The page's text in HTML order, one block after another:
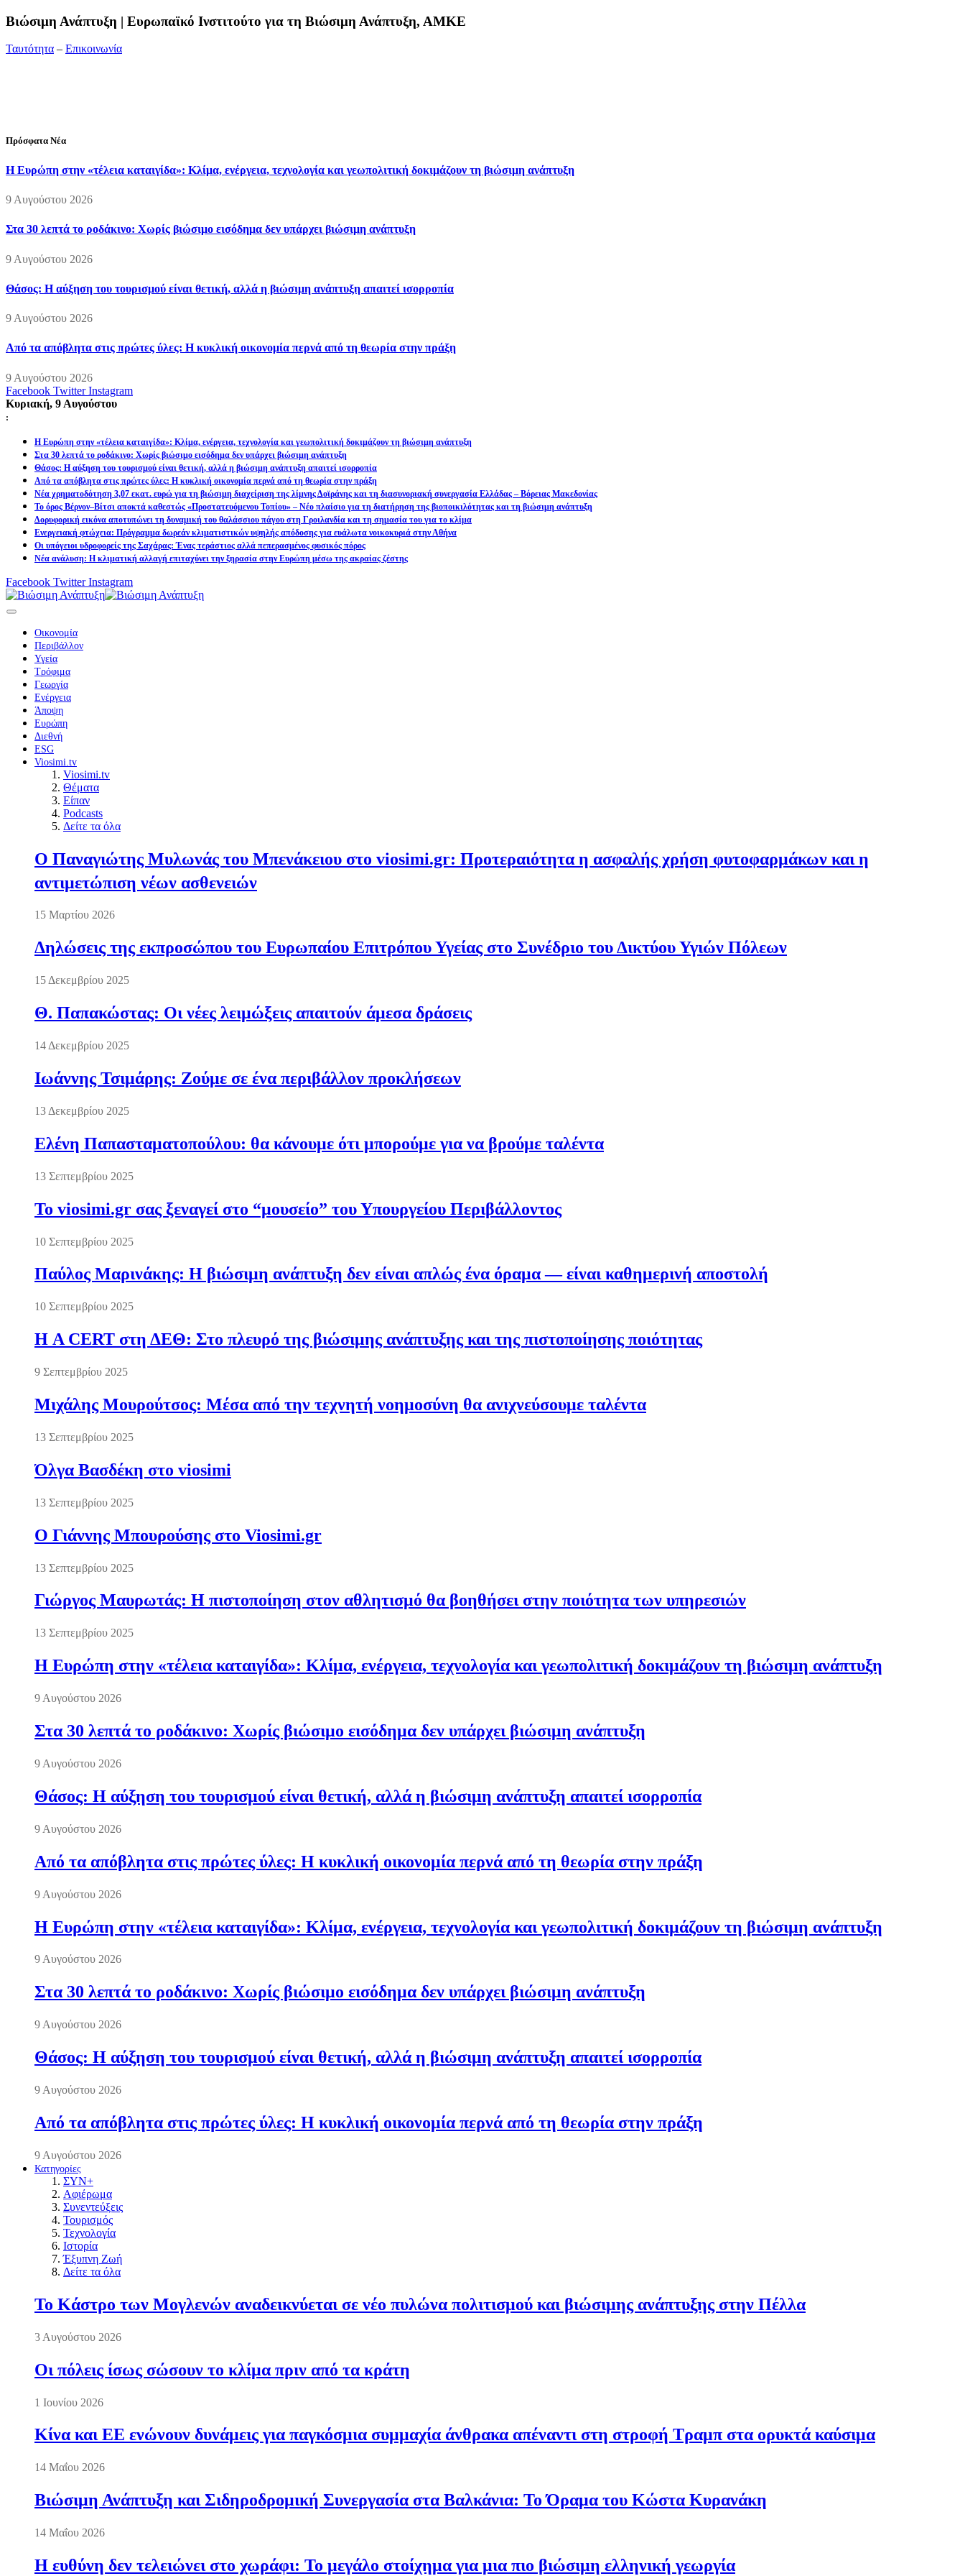
Bιώσιμη Ανάπτυξη | Ευρωπαϊκό Ινστιτούτο για τη Βιώσιμη Ανάπτυξη, ΑΜΚΕ
Ταυτότητα – Επικοινωνία
Πρόσφατα Νέα
Η Ευρώπη στην «τέλεια καταιγίδα»: Κλίμα, ενέργεια, τεχνολογία και γεωπολιτική δοκιμάζουν τη βιώσιμη ανάπτυξη
9 Αυγούστου 2026
Στα 30 λεπτά το ροδάκινο: Χωρίς βιώσιμο εισόδημα δεν υπάρχει βιώσιμη ανάπτυξη
9 Αυγούστου 2026
Θάσος: Η αύξηση του τουρισμού είναι θετική, αλλά η βιώσιμη ανάπτυξη απαιτεί ισορροπία
9 Αυγούστου 2026
Από τα απόβλητα στις πρώτες ύλες: Η κυκλική οικονομία περνά από τη θεωρία στην πράξη
9 Αυγούστου 2026
Facebook Twitter Instagram
Κυριακή, 9 Αυγούστου
:
Η Ευρώπη στην «τέλεια καταιγίδα»: Κλίμα, ενέργεια, τεχνολογία και γεωπολιτική δοκιμάζουν τη βιώσιμη ανάπτυξη
Στα 30 λεπτά το ροδάκινο: Χωρίς βιώσιμο εισόδημα δεν υπάρχει βιώσιμη ανάπτυξη
Θάσος: Η αύξηση του τουρισμού είναι θετική, αλλά η βιώσιμη ανάπτυξη απαιτεί ισορροπία
Από τα απόβλητα στις πρώτες ύλες: Η κυκλική οικονομία περνά από τη θεωρία στην πράξη
Νέα χρηματοδότηση 3,07 εκατ. ευρώ για τη βιώσιμη διαχείριση της λίμνης Δοϊράνης και τη διασυνοριακή συνεργασία Ελλάδας – Βόρειας Μακεδονίας
Το όρος Βέρνον–Βίτσι αποκτά καθεστώς «Προστατευόμενου Τοπίου» – Νέο πλαίσιο για τη διατήρηση της βιοποικιλότητας και τη βιώσιμη ανάπτυξη
Δορυφορική εικόνα αποτυπώνει τη δυναμική του θαλάσσιου πάγου στη Γροιλανδία και τη σημασία του για το κλίμα
Ενεργειακή φτώχεια: Πρόγραμμα δωρεάν κλιματιστικών υψηλής απόδοσης για ευάλωτα νοικοκυριά στην Αθήνα
Οι υπόγειοι υδροφορείς της Σαχάρας: Ένας τεράστιος αλλά πεπερασμένος φυσικός πόρος
Νέα ανάλυση: Η κλιματική αλλαγή επιταχύνει την ξηρασία στην Ευρώπη μέσω της ακραίας ζέστης
Facebook Twitter Instagram
Οικονομία
Περιβάλλον
Υγεία
Τρόφιμα
Γεωργία
Ενέργεια
Άποψη
Ευρώπη
Διεθνή
ESG
Viosimi.tv
Viosimi.tv
Θέματα
Είπαν
Podcasts
Δείτε τα όλα
Ο Παναγιώτης Μυλωνάς του Μπενάκειου στο viosimi.gr: Προτεραιότητα η ασφαλής χρήση φυτοφαρμάκων και η
αντιμετώπιση νέων ασθενειών
15 Μαρτίου 2026
Δηλώσεις της εκπροσώπου του Ευρωπαίου Επιτρόπου Υγείας στο Συνέδριο του Δικτύου Υγιών Πόλεων
15 Δεκεμβρίου 2025
Θ. Παπακώστας: Οι νέες λειμώξεις απαιτούν άμεσα δράσεις
14 Δεκεμβρίου 2025
Ιωάννης Τσιμάρης: Ζούμε σε ένα περιβάλλον προκλήσεων
13 Δεκεμβρίου 2025
Ελένη Παπασταματοπούλου: θα κάνουμε ότι μπορούμε για να βρούμε ταλέντα
13 Σεπτεμβρίου 2025
Το viosimi.gr σας ξεναγεί στο “μουσείο” του Υπουργείου Περιβάλλοντος
10 Σεπτεμβρίου 2025
Παύλος Μαρινάκης: Η βιώσιμη ανάπτυξη δεν είναι απλώς ένα όραμα — είναι καθημερινή αποστολή
10 Σεπτεμβρίου 2025
Η A CERT στη ΔΕΘ: Στο πλευρό της βιώσιμης ανάπτυξης και της πιστοποίησης ποιότητας
9 Σεπτεμβρίου 2025
Μιχάλης Μουρούτσος: Μέσα από την τεχνητή νοημοσύνη θα ανιχνεύσουμε ταλέντα
13 Σεπτεμβρίου 2025
Όλγα Βασδέκη στο viosimi
13 Σεπτεμβρίου 2025
Ο Γιάννης Μπουρούσης στο Viosimi.gr
13 Σεπτεμβρίου 2025
Γιώργος Μαυρωτάς: Η πιστοποίηση στον αθλητισμό θα βοηθήσει στην ποιότητα των υπηρεσιών
13 Σεπτεμβρίου 2025
Η Ευρώπη στην «τέλεια καταιγίδα»: Κλίμα, ενέργεια, τεχνολογία και γεωπολιτική δοκιμάζουν τη βιώσιμη ανάπτυξη
9 Αυγούστου 2026
Στα 30 λεπτά το ροδάκινο: Χωρίς βιώσιμο εισόδημα δεν υπάρχει βιώσιμη ανάπτυξη
9 Αυγούστου 2026
Θάσος: Η αύξηση του τουρισμού είναι θετική, αλλά η βιώσιμη ανάπτυξη απαιτεί ισορροπία
9 Αυγούστου 2026
Από τα απόβλητα στις πρώτες ύλες: Η κυκλική οικονομία περνά από τη θεωρία στην πράξη
9 Αυγούστου 2026
Η Ευρώπη στην «τέλεια καταιγίδα»: Κλίμα, ενέργεια, τεχνολογία και γεωπολιτική δοκιμάζουν τη βιώσιμη ανάπτυξη
9 Αυγούστου 2026
Στα 30 λεπτά το ροδάκινο: Χωρίς βιώσιμο εισόδημα δεν υπάρχει βιώσιμη ανάπτυξη
9 Αυγούστου 2026
Θάσος: Η αύξηση του τουρισμού είναι θετική, αλλά η βιώσιμη ανάπτυξη απαιτεί ισορροπία
9 Αυγούστου 2026
Από τα απόβλητα στις πρώτες ύλες: Η κυκλική οικονομία περνά από τη θεωρία στην πράξη
9 Αυγούστου 2026
Κατηγορίες
ΣΥΝ+
Αφιέρωμα
Συνεντεύξεις
Τουρισμός
Τεχνολογία
Ιστορία
Έξυπνη Ζωή
Δείτε τα όλα
Το Κάστρο των Μογλενών αναδεικνύεται σε νέο πυλώνα πολιτισμού και βιώσιμης ανάπτυξης στην Πέλλα
3 Αυγούστου 2026
Οι πόλεις ίσως σώσουν το κλίμα πριν από τα κράτη
1 Ιουνίου 2026
Κίνα και ΕΕ ενώνουν δυνάμεις για παγκόσμια συμμαχία άνθρακα απέναντι στη στροφή Τραμπ στα ορυκτά καύσιμα
14 Μαΐου 2026
Βιώσιμη Ανάπτυξη και Σιδηροδρομική Συνεργασία στα Βαλκάνια: Το Όραμα του Κώστα Κυρανάκη
14 Μαΐου 2026
Η ευθύνη δεν τελειώνει στο χωράφι: Το μεγάλο στοίχημα για μια πιο βιώσιμη ελληνική γεωργία